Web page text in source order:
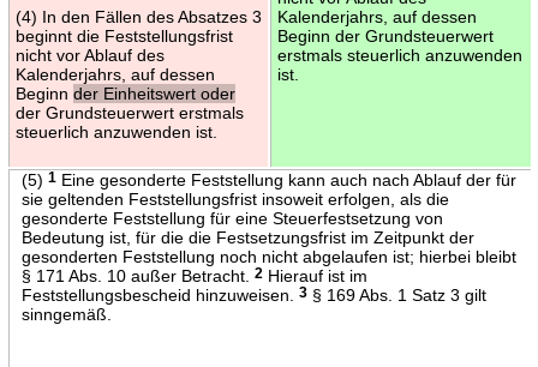
(4) In den Fällen des Absatzes 3
beginnt die Feststellungsfrist
nicht vor Ablauf des
Kalenderjahrs, auf dessen
Beginn der Einheitswert oder
der Grundsteuerwert erstmals
steuerlich anzuwenden ist.
Kalenderjahrs, auf dessen
Beginn der Grundsteuerwert
erstmals steuerlich anzuwenden
ist.
(5) 1Eine gesonderte Feststellung kann auch nach Ablauf der für
sie geltenden Feststellungsfrist insoweit erfolgen, als die
gesonderte Feststellung für eine Steuerfestsetzung von
Bedeutung ist, für die die Festsetzungsfrist im Zeitpunkt der
gesonderten Feststellung noch nicht abgelaufen ist; hierbei bleibt
§ 171 Abs. 10 außer Betracht.
2Hierauf ist im
Feststellungsbescheid hinzuweisen.
3§ 169 Abs. 1 Satz 3 gilt
sinngemäß.